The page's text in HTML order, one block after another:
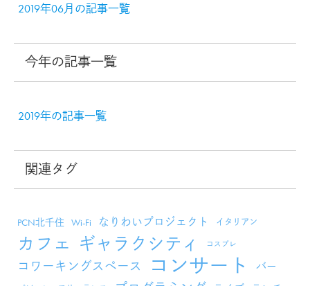
2019年06月の記事一覧
今年の記事一覧
2019年の記事一覧
関連タグ
PCN北千住 Wi-Fi なりわいプロジェクト イタリアン
カフェ ギャラクシティ コスプレ
コワーキングスペース コンサート バー